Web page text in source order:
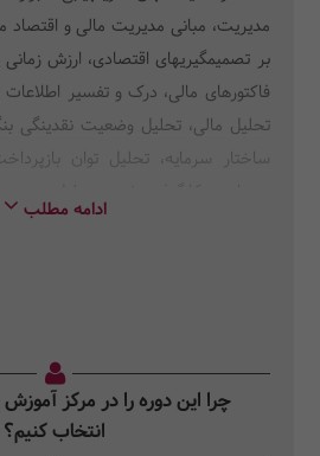
مدیریت، مبانی مدیریت مالی و اقتصاد
بر تصمیمگیریهای اقتصادی، ارزش
فاکتورهای مالی، درک و تفسیر
تحلیل مالی، تحلیل وضعیت نقدینگی
ساختار سرمایه، تحلیل توان
سرمایهگذاریها و دیگر تصمیمگیریهای
ادامه مطلب
چرا این دوره را در مرکز
انتخاب کنیم؟